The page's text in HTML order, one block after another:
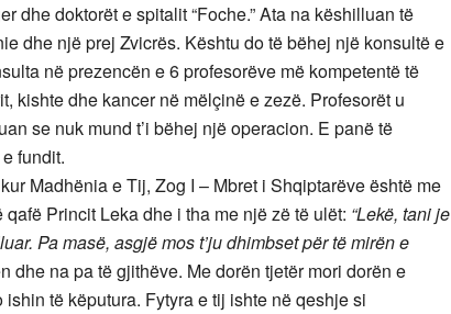
dhe doktorët e spitalit “Foche.” Ata na këshilluan të
dhe një prej Zvicrës. Kështu do të bëhej një konsultë e
në prezencën e 6 profesorëve më kompetentë të
kishte dhe kancer në mëlçinë e zezë. Profesorët u
se nuk mund t’i bëhej një operacion. E panë të
fundit.
Madhënia e Tij, Zog I – Mbret i Shqiptarëve është me
Princit Leka dhe i tha me një zë të ulët: “Lekë, tani je
Pa masë, asgjë mos t’ju dhimbset për të mirën e
dhe na pa të gjithëve. Me dorën tjetër mori dorën e
të këputura. Fytyra e tij ishte në qeshje si